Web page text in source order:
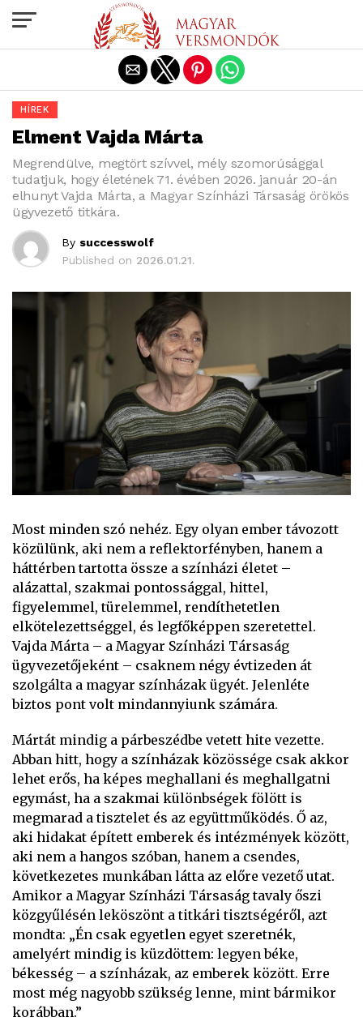
HÍREK
Elment Vajda Márta
Megrendülve, megtört szívvel, mély szomorúsággal
tudatjuk, hogy életének 71. évében 2026. január 20-án
elhunyt Vajda Márta, a Magyar Színházi Társaság örökös
ügyvezető titkára.
By successwolf
Published on 2026.01.21.
Most minden szó nehéz. Egy olyan ember távozott
közülünk, aki nem a reflektorfényben, hanem a
háttérben tartotta össze a színházi életet –
alázattal, szakmai pontossággal, hittel,
figyelemmel, türelemmel, rendíthetetlen
elkötelezettséggel, és legfőképpen szeretettel.
Vajda Márta – a Magyar Színházi Társaság
ügyvezetőjeként – csaknem négy évtizeden át
szolgálta a magyar színházak ügyét. Jelenléte
biztos pont volt mindannyiunk számára.
Mártát mindig a párbeszédbe vetett hite vezette.
Abban hitt, hogy a színházak közössége csak akkor
lehet erős, ha képes meghallani és meghallgatni
egymást, ha a szakmai különbségek fölött is
megmarad a tisztelet és az együttműködés. Ő az,
aki hidakat épített emberek és intézmények között,
aki nem a hangos szóban, hanem a csendes,
következetes munkában látta az előre vezető utat.
Amikor a Magyar Színházi Társaság tavaly őszi
közgyűlésén leköszönt a titkári tisztségéről, azt
mondta: „Én csak egyetlen egyet szeretnék,
amelyért mindig is küzdöttem: legyen béke,
békesség – a színházak, az emberek között. Erre
most még nagyobb szükség lenne, mint bármikor
korábban.”
Exit mobile version